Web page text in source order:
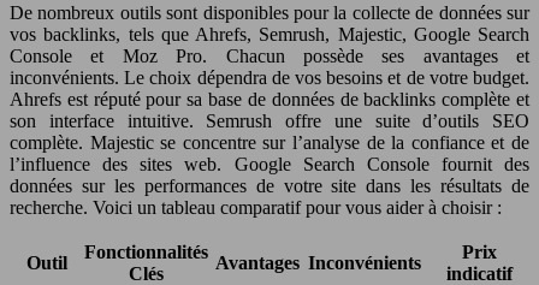
De nombreux outils sont disponibles pour la collecte de données sur
vos backlinks, tels que Ahrefs, Semrush, Majestic, Google Search
Console et Moz Pro. Chacun possède ses avantages et
inconvénients. Le choix dépendra de vos besoins et de votre budget.
Ahrefs est réputé pour sa base de données de backlinks complète et
son interface intuitive. Semrush offre une suite d’outils SEO
complète. Majestic se concentre sur l’analyse de la confiance et de
l’influence des sites web. Google Search Console fournit des
données sur les performances de votre site dans les résultats de
recherche. Voici un tableau comparatif pour vous aider à choisir :
Outil
Fonctionnalités
Clés
Avantages Inconvénients
Prix
indicatif